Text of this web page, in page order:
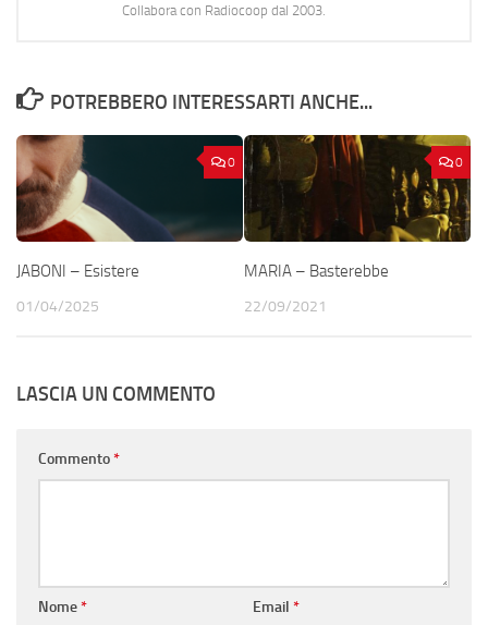
Collabora con Radiocoop dal 2003.
POTREBBERO INTERESSARTI ANCHE...
0
JABONI – Esistere
01/04/2025
0
MARIA – Basterebbe
22/09/2021
LASCIA UN COMMENTO
Commento*
Nome* Email *